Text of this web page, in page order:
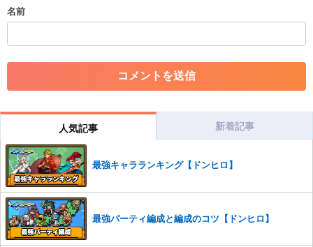
・一度削除された投稿を再び投稿すること
・アカウントの売買など金銭が絡む内容の投稿
・各ゲームのネタバレを含む内容の投稿
・その他、管理者が不適切と判断した投稿
だけますでしょうか。
コメントの削除を申請する
※投稿内容を確認後、順次対応さ
せていただきます。ご了承ください。
※一度削除したコメントは復元ができませんのでご注意くだ
さい。
また、過度な利用規約の違反や、弊社に損害の及ぶ内容の書き込みがあ
った場合は、法的措置をとらせていただく場合もございますので、あら
かじめご理解くださいませ。
名前
人気記事 新着記事
最強キャラランキング【ドンヒロ】
最強パーティ編成と編成のコツ【ドンヒロ】